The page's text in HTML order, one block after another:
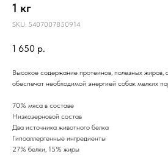
1 кг
SKU: 5407007850914
1 650 р.
Высокое содержание протеинов, полезных жиров,
обеспечат необходимой энергией собак мелких
70% мяса в составе
Низкозерновой состав
Два источника животного белка
Гипоаллергенные ингредиенты
27% белки, 15% жиры